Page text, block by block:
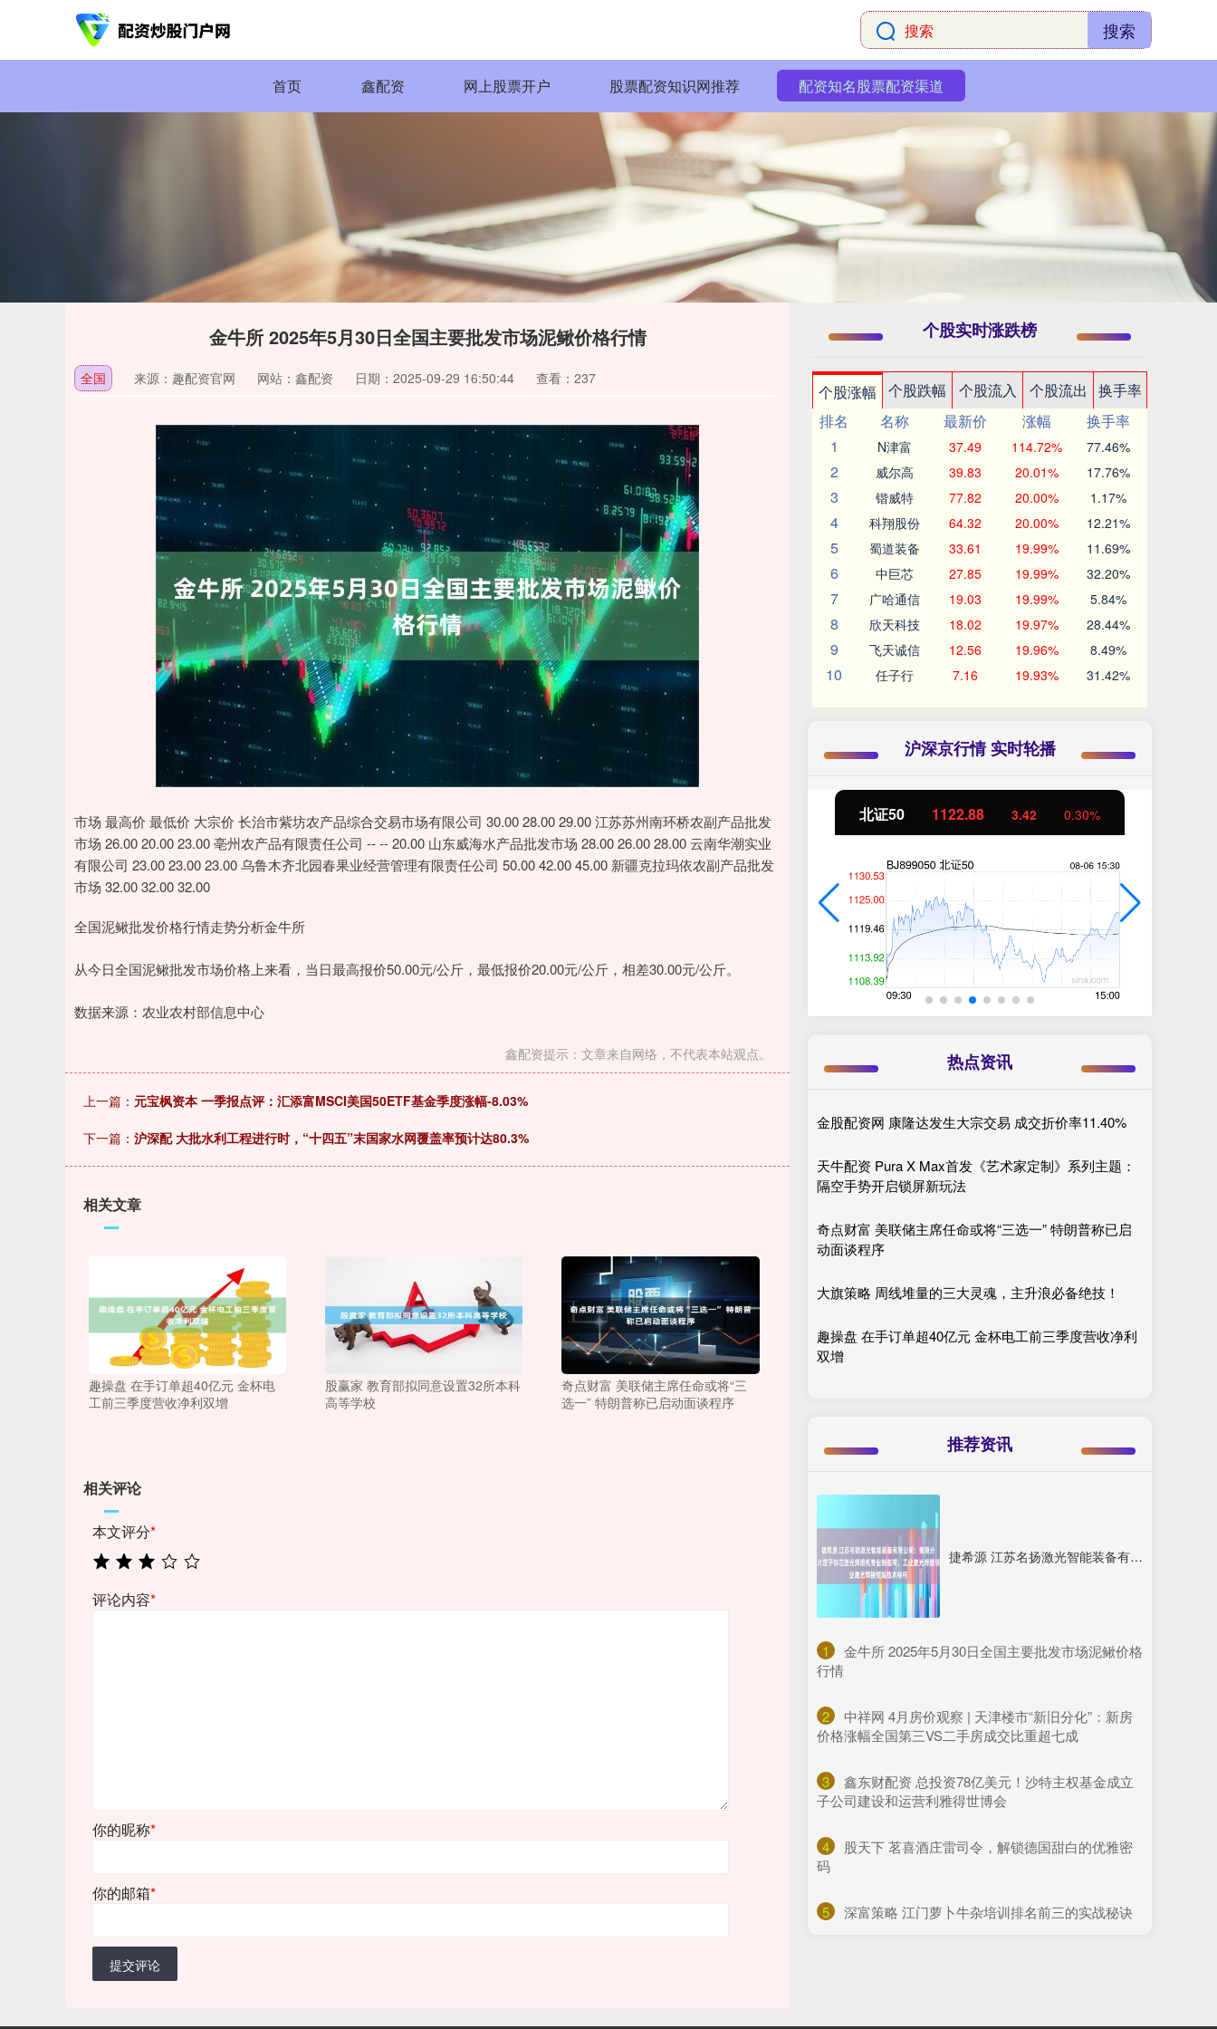
搜索
首页 鑫配资 网上股票开户 股票配资知识网推荐 配资知名股票配资渠道
金牛所 2025年5月30日全国主要批发市场泥鳅价格行情
全国 来源：趣配资官网 网站：鑫配资 日期：2025-09-29 16:50:44 查看：237
市场 最高价 最低价 大宗价 长治市紫坊农产品综合交易市场有限公司 30.00 28.00 29.00 江苏苏州南环桥农副产品批发
市场 26.00 20.00 23.00 亳州农产品有限责任公司 -- -- 20.00 山东威海水产品批发市场 28.00 26.00 28.00 云南华潮实业
有限公司 23.00 23.00 23.00 乌鲁木齐北园春果业经营管理有限责任公司 50.00 42.00 45.00 新疆克拉玛依农副产品批发
市场 32.00 32.00 32.00
全国泥鳅批发价格行情走势分析金牛所
从今日全国泥鳅批发市场价格上来看，当日最高报价50.00元/公斤，最低报价20.00元/公斤，相差30.00元/公斤。
数据来源：农业农村部信息中心
鑫配资提示：文章来自网络，不代表本站观点。
上一篇： 元宝枫资本 一季报点评：汇添富MSCI美国50ETF基金季度涨幅-8.03%
下一篇： 沪深配 大批水利工程进行时，“十四五”末国家水网覆盖率预计达80.3%
相关文章
趣操盘 在手订单超40亿元 金杯电
工前三季度营收净利双增
股赢家 教育部拟同意设置32所本科
高等学校
奇点财富 美联储主席任命或将“三
选一” 特朗普称已启动面谈程序
相关评论
本文评分*
评论内容*
你的昵称*
你的邮箱*
提交评论
个股实时涨跌榜
个股涨幅 个股跌幅 个股流入 个股流出
换手率
排名
名称 最新价 涨幅
换手率
1
N津富 37.49 114.72% 77.46%
2 威尔高 39.83 20.01% 17.76%
3 锴威特 77.82 20.00% 1.17%
4 科翔股份 64.32 20.00% 12.21%
5 蜀道装备 33.61 19.99% 11.69%
6 中巨芯 27.85 19.99% 32.20%
7 广哈通信 19.03 19.99% 5.84%
8 欣天科技 18.02 19.97% 28.44%
9 飞天诚信 12.56 19.96% 8.49%
10 任子行 7.16 19.93% 31.42%
沪深京行情 实时轮播
0.57% 深证成指 14110.12 -34.08 -0.24% 沪深300 4651.31 -6.85 -0.15% 北证50 1122.88 3.42 0.30%
热点资讯
金股配资网 康隆达发生大宗交易 成交折价率11.40%
天牛配资 Pura X Max首发《艺术家定制》系列主题：
隔空手势开启锁屏新玩法
奇点财富 美联储主席任命或将“三选一” 特朗普称已启
动面谈程序
大旗策略 周线堆量的三大灵魂，主升浪必备绝技！
趣操盘 在手订单超40亿元 金杯电工前三季度营收净利
双增
推荐资讯
捷希源 江苏名扬激光智能装备有限公司：振镜分水器电池极片定子铁芯激光焊接机专业制造商，工业激光焊接领域技术标杆
1
​金牛所 2025年5月30日全国主要批发市场泥鳅价格
行情
2
​中祥网 4月房价观察 | 天津楼市“新旧分化”：新房
价格涨幅全国第三VS二手房成交比重超七成
3
​鑫东财配资 总投资78亿美元！沙特主权基金成立
子公司建设和运营利雅得世博会
4
​股天下 茗喜酒庄雷司令，解锁德国甜白的优雅密
码
5 ​深富策略 江门萝卜牛杂培训排名前三的实战秘诀